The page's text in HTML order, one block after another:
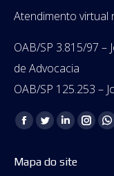
Atendimento virtual
OAB/SP 3.815/97 –
de Advocacia
OAB/SP 125.253 –
Encontre-nos em:
Facebook
opens
Twitter
opens
Linkedin
opens
Mapa do site